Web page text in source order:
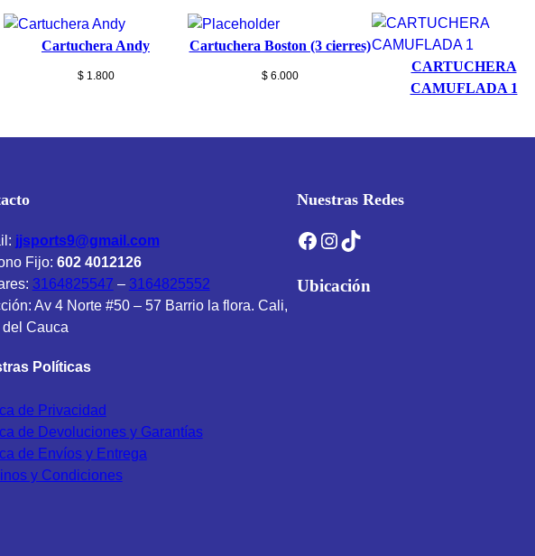
Cartuchera Andy
$1.800
Cartuchera Boston (3 cierres)
$6.000
CARTUCHERA
CAMUFLADA 1
jjsports9@gmail.com
Fijo: 602 4012126
3164825547 – 3164825552
Av 4 Norte #50 – 57 Barrio la flora. Cali,
Cauca
Políticas
de Privacidad
de Devoluciones y Garantías
de Envíos y Entrega
y Condiciones
Nuestras Redes
Facebook Instagram TikTok
Ubicación